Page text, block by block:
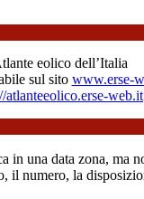
eolico dell’Italia
sul sito www.erse-
atlanteeolico.erse-web.it
una data zona, ma
numero, la